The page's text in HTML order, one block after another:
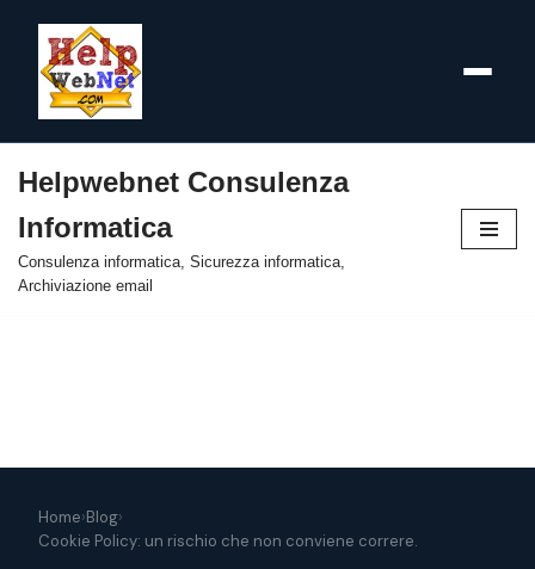
al
contenuto
Helpwebnet Consulenza
Informatica
Consulenza informatica, Sicurezza informatica,
Archiviazione email
Home›Blog›
Cookie Policy: un rischio che non conviene correre.